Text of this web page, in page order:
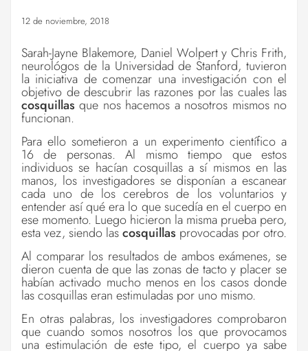
12 de noviembre, 2018
Sarah-Jayne Blakemore, Daniel Wolpert y Chris Frith,
neurológos de la Universidad de Stanford, tuvieron
la iniciativa de comenzar una investigación con el
objetivo de descubrir las razones por las cuales las
cosquillasque nos hacemos a nosotros mismos no
funcionan.
Para ello sometieron a un experimento científico a
16 de personas. Al mismo tiempo que estos
individuos se hacían cosquillas a sí mismos en las
manos, los investigadores se disponían a escanear
cada uno de los cerebros de los voluntarios y
entender así qué era lo que sucedía en el cuerpo en
ese momento. Luego hicieron la misma prueba pero,
esta vez, siendo lascosquillas provocadas por otro.
Al comparar los resultados de ambos exámenes, se
dieron cuenta de que las zonas de tacto y placer se
habían activado mucho menos en los casos donde
las cosquillas eran estimuladas por uno mismo.
En otras palabras, los investigadores comprobaron
que cuando somos nosotros los que provocamos
una estimulación de este tipo, el cuerpo ya sabe